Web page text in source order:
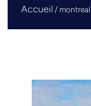
Accueil / montreal